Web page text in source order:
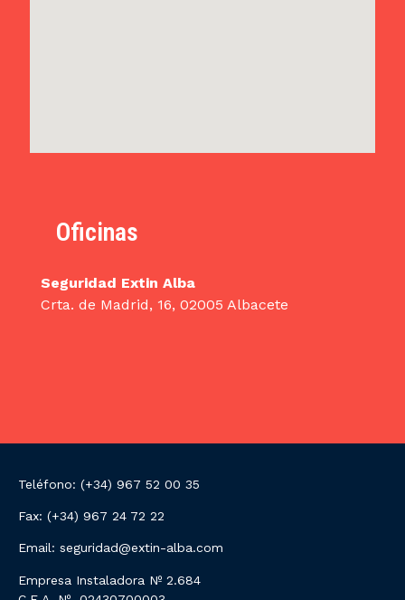
Oficinas
Seguridad Extin Alba
Crta. de Madrid, 16, 02005 Albacete
Teléfono: (+34) 967 52 00 35
Fax: (+34) 967 24 72 22
Email: seguridad@extin-alba.com
Empresa Instaladora Nº 2.684